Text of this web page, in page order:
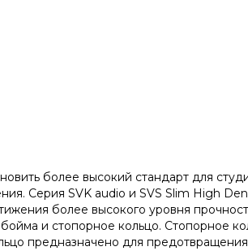
более высокий стандарт для
Серия SVK audio и SVS Slim High
более высокого уровня
и стопорное кольцо. Стопорное
предназначено для